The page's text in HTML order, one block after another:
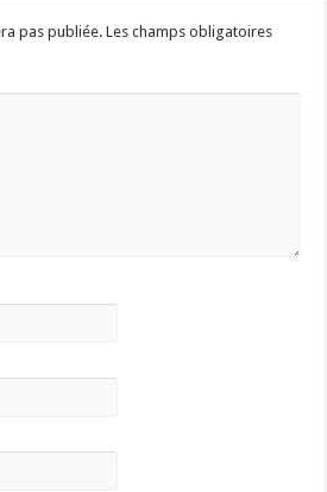
pas publiée. Les champs obligatoires